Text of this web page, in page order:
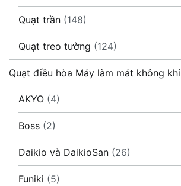
Quạt trần (148)
Quạt treo tường (124)
Quạt điều hòa Máy làm mát không khí
AKYO (4)
Boss (2)
Daikio và DaikioSan (26)
Funiki (5)